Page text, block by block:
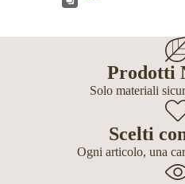
Prodotti
Solo materiali
Scelti
Ogni articolo, una